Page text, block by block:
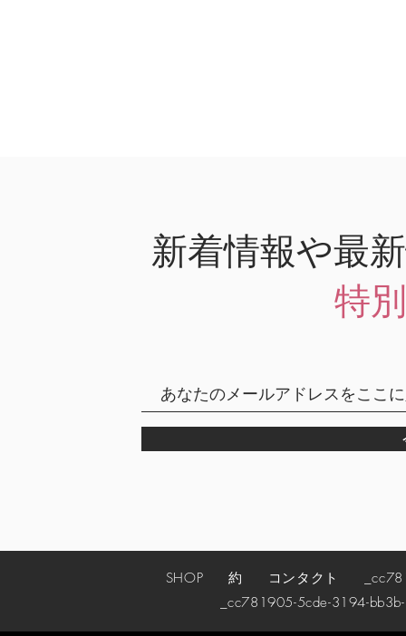
新着情報や最
特
SHOP 約 コンタクト
_cc781905-5cde-3194-